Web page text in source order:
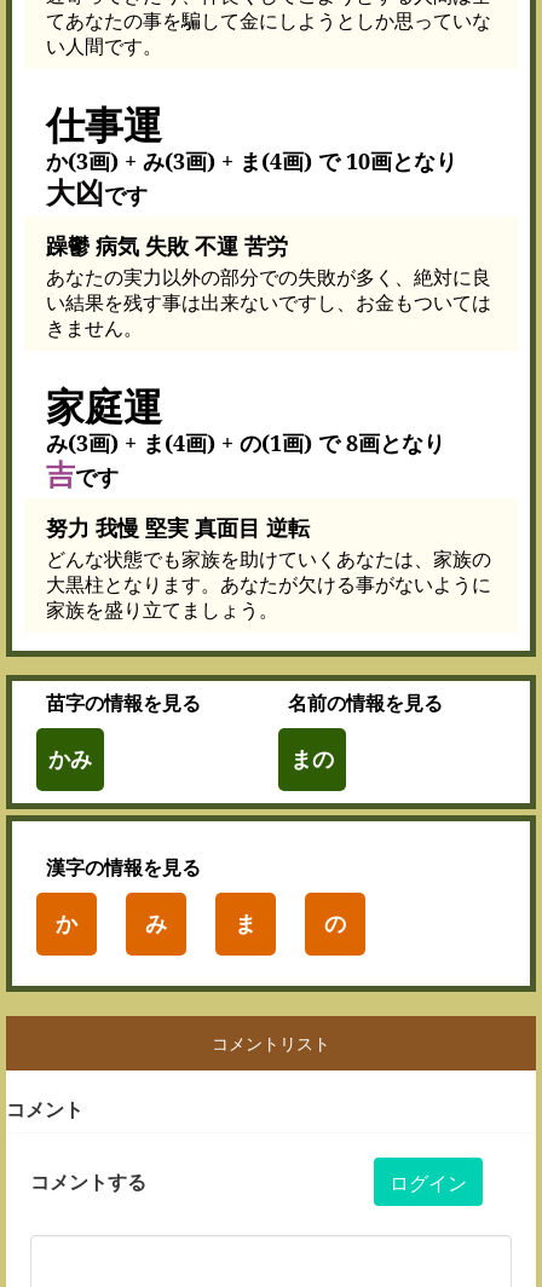
てあなたの事を騙して金にしようとしか思っていな
い人間です。
仕事運
か(3画) + み(3画) + ま(4画) で 10画となり
大凶です
躁鬱 病気 失敗 不運 苦労
あなたの実力以外の部分での失敗が多く、絶対に良
い結果を残す事は出来ないですし、お金もついては
きません。
家庭運
み(3画) + ま(4画) + の(1画) で 8画となり
吉です
努力 我慢 堅実 真面目 逆転
どんな状態でも家族を助けていくあなたは、家族の
大黒柱となります。あなたが欠ける事がないように
家族を盛り立てましょう。
苗字の情報を見る
かみ
名前の情報を見る
まの
漢字の情報を見る
か み ま の
コメントリスト
コメント
コメントする ログイン